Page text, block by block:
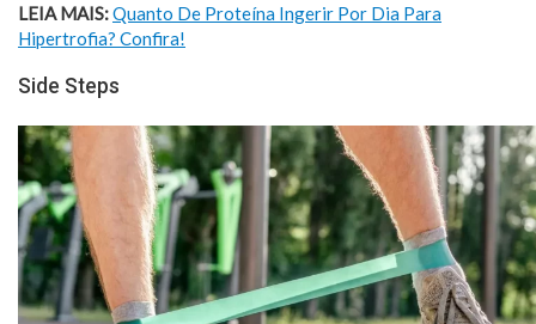
LEIA MAIS:Quanto De Proteína Ingerir Por Dia Para
Hipertrofia? Confira!
Side Steps